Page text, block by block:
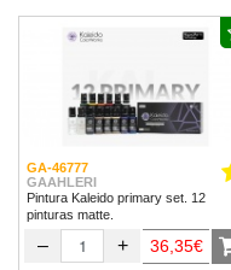
GA-46777
GAAHLERI
Pintura Kaleido primary set. 12
pinturas matte.
– + 36,35€